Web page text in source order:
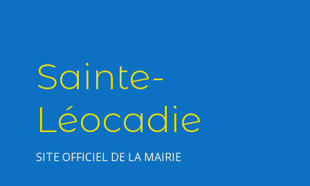
Sainte-
Léocadie
SITE OFFICIEL DE LA MAIRIE